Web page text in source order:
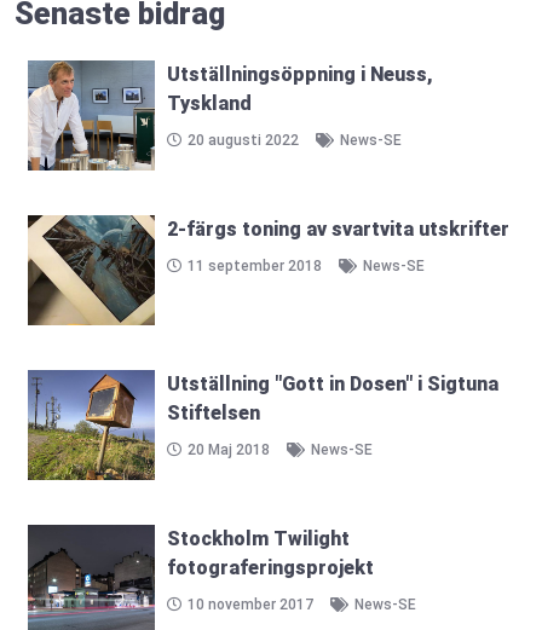
Senaste bidrag
Utställningsöppning i Neuss,
Tyskland
20 augusti 2022 News-SE
2-färgs toning av svartvita utskrifter
11 september 2018 News-SE
Utställning "Gott in Dosen" i Sigtuna
Stiftelsen
20 Maj 2018 News-SE
Stockholm Twilight
fotograferingsprojekt
10 november 2017 News-SE